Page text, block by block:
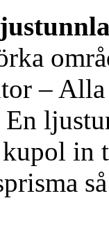
– Alla
in